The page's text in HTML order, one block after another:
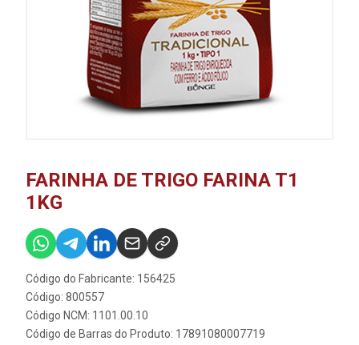
FARINHA DE TRIGO FARINA T1
1KG
Código do Fabricante: 156425
Código: 800557
Código NCM: 1101.00.10
Código de Barras do Produto: 17891080007719